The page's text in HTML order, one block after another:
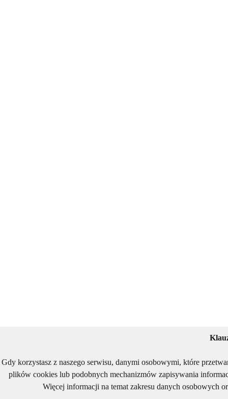
Gdy korzystasz z naszego serwisu, danymi osobowymi, które
plików cookies lub podobnych mechanizmów zapisywania
Więcej informacji na temat zakresu danych osobowych